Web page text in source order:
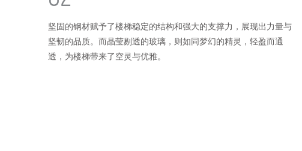
坚固的钢材赋予了楼梯稳定的结构和强大的支撑力，展现出力量与
坚韧的品质。而晶莹剔透的玻璃，则如同梦幻的精灵，轻盈而通
透，为楼梯带来了空灵与优雅。